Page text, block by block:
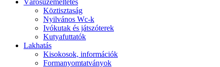
Városüzemeltetés
Köztisztaság
Nyilvános Wc-k
Ivókutak és játszóterek
Kutyafuttatók
Lakhatás
Kisokosok, információk
Formanyomtatványok